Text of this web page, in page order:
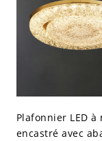
Plafonnier LED à
encastré avec